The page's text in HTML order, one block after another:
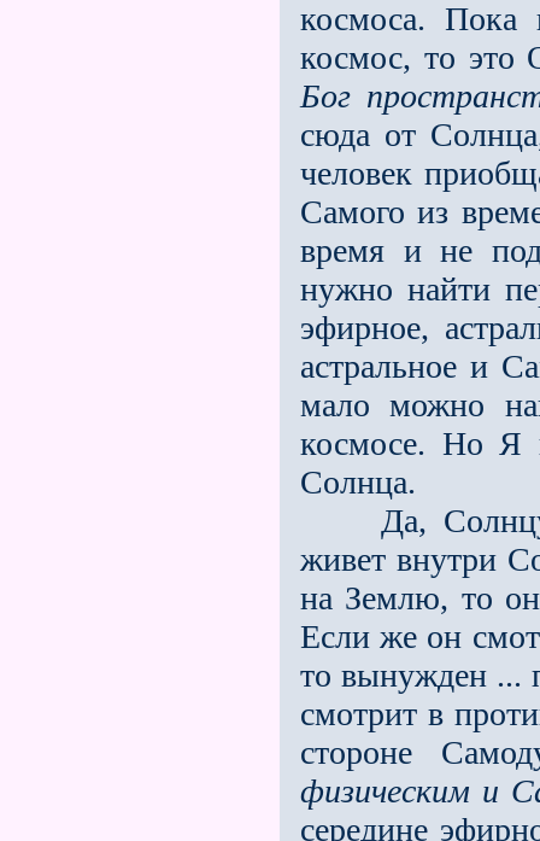
космоса.
космос, то это
Бог
сюда от
человек
Самого из
время и не
нужно найти
эфирное,
астральное и
мало можно
космосе. Но Я
Солнца.
Да, Солнцу
живет внутри
на Землю, то он
Если же он
то вынужден ...
смотрит в
стороне
физическим и
середине